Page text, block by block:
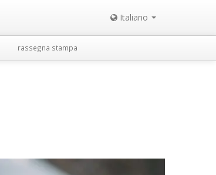
Italiano
rassegna stampa